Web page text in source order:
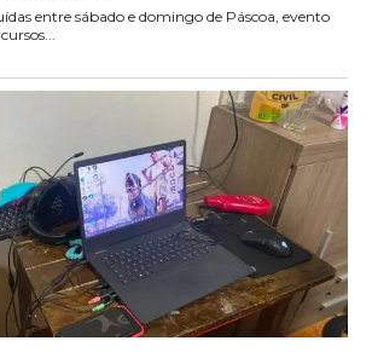
entre sábado e domingo de Páscoa, evento